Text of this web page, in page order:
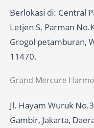
Berlokasi di: Central
Letjen S. Parman
Grogol petamburan,
11470.
Grand Mercure
Jl. Hayam Wuruk
Gambir, Jakarta,